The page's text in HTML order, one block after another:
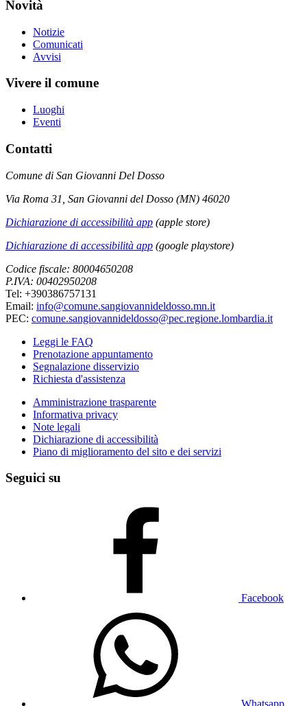
Novità
Notizie
Comunicati
Avvisi
Vivere il comune
Luoghi
Eventi
Contatti
Comune di San Giovanni Del Dosso
Via Roma 31, San Giovanni del Dosso (MN) 46020
Dichiarazione di accessibilità app (apple store)
Dichiarazione di accessibilità app (google playstore)
Codice fiscale: 80004650208
P.IVA: 00402950208
Tel: +390386757131
Email: info@comune.sangiovannideldosso.mn.it
PEC: comune.sangiovannideldosso@pec.regione.lombardia.it
Leggi le FAQ
Prenotazione appuntamento
Segnalazione disservizio
Richiesta d'assistenza
Amministrazione trasparente
Informativa privacy
Note legali
Dichiarazione di accessibilità
Piano di miglioramento del sito e dei servizi
Seguici su
Facebook
Whatsapp